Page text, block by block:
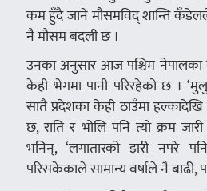
कम हुँदै जाने मौसमविद् शान्ति
नै मौसम बदली छ ।
उनका अनुसार आज पश्चिम नेपालका
केही भेगमा पानी परिरहेको छ ।
सातै प्रदेशका केही ठाउँमा हल्कादेखि
छ, राति र भोलि पनि त्यो क्रम
भनिन्, ‘लगातारको झरी नपरे
परिसकेकाले सामान्य वर्षाले नै बाढी,